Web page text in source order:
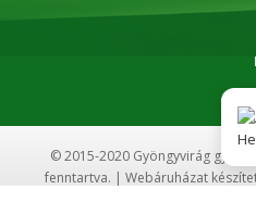
© 2015-2020 Gyöngyvirág
fenntartva. | Webáruházat